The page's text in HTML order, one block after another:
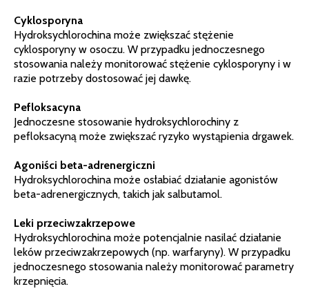
Cyklosporyna
Hydroksychlorochina może zwiększać stężenie
cyklosporyny w osoczu. W przypadku jednoczesnego
stosowania należy monitorować stężenie cyklosporyny i w
razie potrzeby dostosować jej dawkę.
Pefloksacyna
Jednoczesne stosowanie hydroksychlorochiny z
pefloksacyną może zwiększać ryzyko wystąpienia drgawek.
Agoniści beta-adrenergiczni
Hydroksychlorochina może osłabiać działanie agonistów
beta-adrenergicznych, takich jak salbutamol.
Leki przeciwzakrzepowe
Hydroksychlorochina może potencjalnie nasilać działanie
leków przeciwzakrzepowych (np. warfaryny). W przypadku
jednoczesnego stosowania należy monitorować parametry
krzepnięcia.